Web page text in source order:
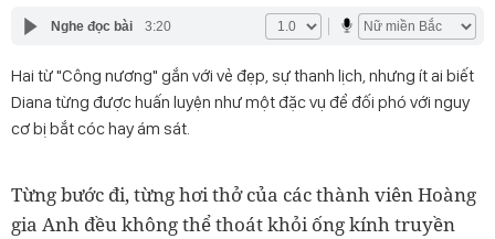
Nghe đọc bài 3:20
Hai từ "Công nương" gắn với vẻ đẹp, sự thanh lịch, nhưng ít ai biết
Diana từng được huấn luyện như một đặc vụ để đối phó với nguy
cơ bị bắt cóc hay ám sát.
Từng bước đi, từng hơi thở của các thành viên Hoàng
gia Anh đều không thể thoát khỏi ống kính truyền